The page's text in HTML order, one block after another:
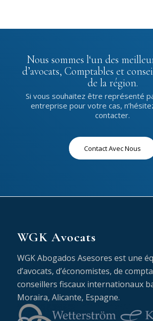
Nous sommes l‘un des
d’avocats, Comptables et
de la région.
Si vous souhaitez être représenté
entreprise pour votre cas,
contacter.
Contact Avec Nous
WGK Avocats
WGK Abogados Asesores est une
d’avocats, d’économistes, de
conseillers fiscaux internationaux
Moraira, Alicante, Espagne.